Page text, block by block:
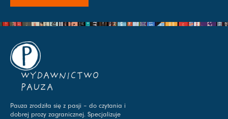
WYDAWNICTWO
PAUZA
Pauza zrodziła się z pasji – do czytania i
dobrej prozy zagranicznej. Specjalizuje